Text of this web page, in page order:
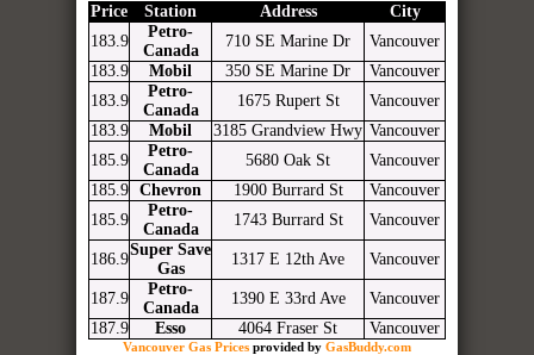
Price Station Address
City
183.9
Petro-
Canada
710 SE Marine Dr
Vancouver
183.9
Mobil 350 SE Marine Dr
Vancouver
183.9
Petro-
Canada
1675 Rupert St
Vancouver
183.9
Mobil 3185 Grandview Hwy Vancouver
185.9
Petro-
Canada
5680 Oak St
Vancouver
185.9
Chevron 1900 Burrard St
Vancouver
185.9
Petro-
Canada
1743 Burrard St Vancouver
186.9
Super Save
Gas
1317 E 12th Ave Vancouver
187.9
Petro-
Canada
1390 E 33rd Ave
Vancouver
187.9
Esso 4064 Fraser St Vancouver
Vancouver Gas Prices provided by GasBuddy.com